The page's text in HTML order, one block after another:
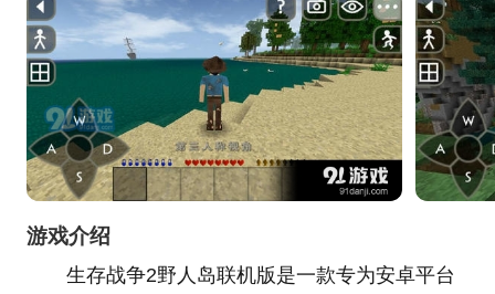
游戏介绍
生存战争2野人岛联机版是一款专为安卓平台